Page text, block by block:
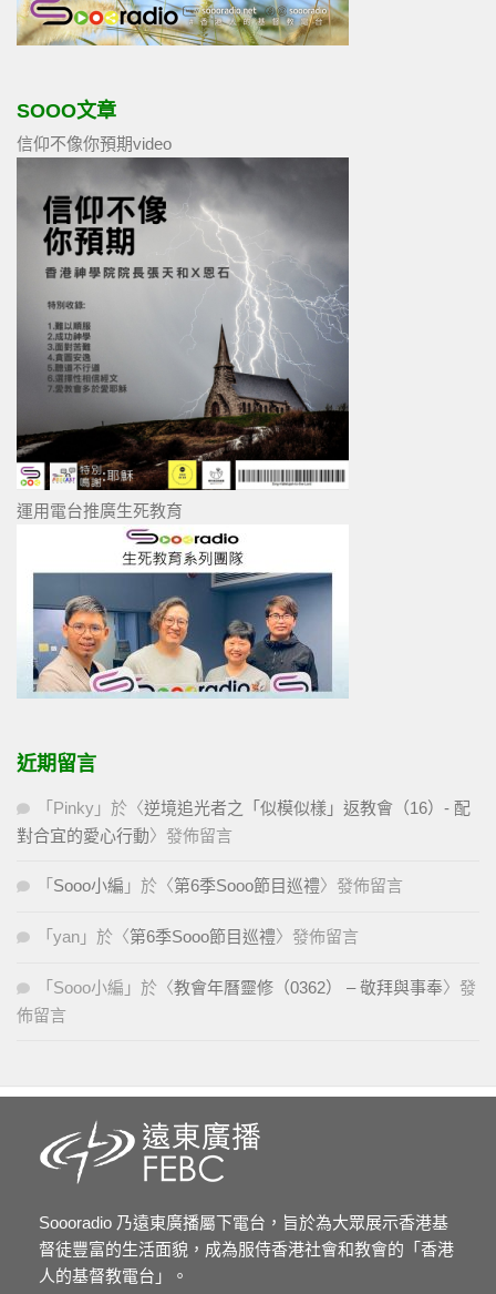
SOOO文章
信仰不像你預期video
運用電台推廣生死教育
近期留言
「 Pinky 」於〈逆境追光者之「似模似樣」返教會（16）- 配
對合宜的愛心行動〉發佈留言
「 Sooo小編 」於〈第6季Sooo節目巡禮〉發佈留言
「 yan 」於〈第6季Sooo節目巡禮〉發佈留言
「 Sooo小編 」於〈教會年曆靈修（0362） – 敬拜與事奉〉發
佈留言
Soooradio 乃遠東廣播屬下電台，旨於為大眾展示香港基
督徒豐富的生活面貌，成為服侍香港社會和教會的「香港
人的基督教電台」。